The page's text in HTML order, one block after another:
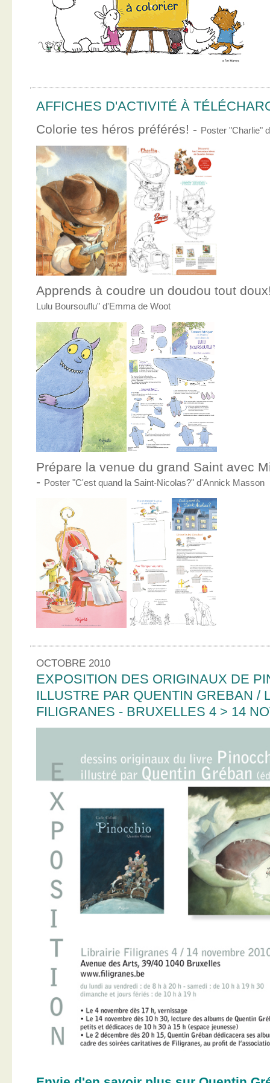
AFFICHES D'ACTIVITÉ À
Colorie tes héros préférés! - Poster "Charlie"
Apprends à coudre un doudou tout
Lulu Boursouflu" d'Emma de Woot
Prépare la venue du grand Saint avec
- Poster "C'est quand la Saint-Nicolas?" d'Annick Masson
OCTOBRE 2010
EXPOSITION DES ORIGINAUX DE
ILLUSTRE PAR QUENTIN GREBAN /
FILIGRANES - BRUXELLES 4 > 14